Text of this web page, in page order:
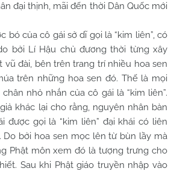
đại thịnh, mãi đến thời Dân Quốc mới
của cô gái sở dĩ gọi là “kim liên”, có
bởi Lí Hậu chủ đương thời từng xây
đài, bên trên trang trí nhiều hoa sen
trên những hoa sen đó. Thế là mọi
nhỏ nhắn của cô gái là “kim liên”.
khác lại cho rằng, nguyên nhân bàn
được gọi là “kim liên” đại khái có liên
Do bởi hoa sen mọc lên từ bùn lầy mà
Phật môn xem đó là tượng trưng cho
Sau khi Phật giáo truyền nhập vào